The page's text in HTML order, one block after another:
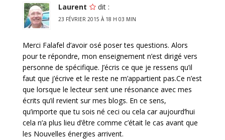
Laurent dit :
23 FÉVRIER 2015 À 18 H 03 MIN
Merci Falafel d’avoir osé poser tes questions. Alors
pour te répondre, mon enseignement n’est dirigé vers
personne de spécifique. J’écris ce que je ressens qu’il
faut que j’écrive et le reste ne m’appartient pas.Ce n’est
que lorsque le lecteur sent une résonance avec mes
écrits qu’il revient sur mes blogs. En ce sens,
qu’importe que tu sois né ceci ou cela car aujourd’hui
cela n’a plus lieu d’être comme c’était le cas avant que
les Nouvelles énergies arrivent.